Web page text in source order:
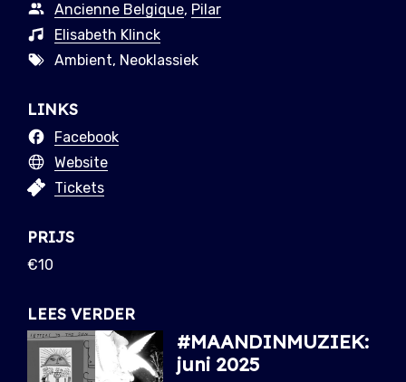
Ancienne Belgique, Pilar
Elisabeth Klinck
Ambient, Neoklassiek
LINKS
Facebook
Website
Tickets
PRIJS
€10
LEES VERDER
#MAANDINMUZIEK:
juni 2025